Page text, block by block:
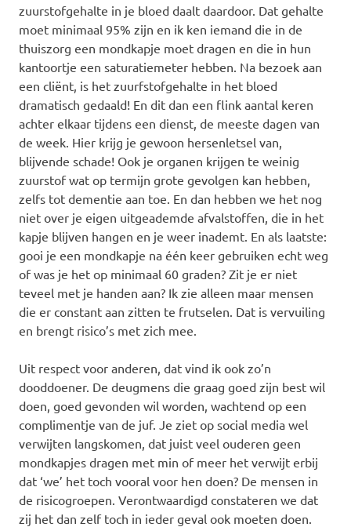
zuurstofgehalte in je bloed daalt daardoor. Dat gehalte
moet minimaal 95% zijn en ik ken iemand die in de
thuiszorg een mondkapje moet dragen en die in hun
kantoortje een saturatiemeter hebben. Na bezoek aan
een cliënt, is het zuurfstofgehalte in het bloed
dramatisch gedaald! En dit dan een flink aantal keren
achter elkaar tijdens een dienst, de meeste dagen van
de week. Hier krijg je gewoon hersenletsel van,
blijvende schade! Ook je organen krijgen te weinig
zuurstof wat op termijn grote gevolgen kan hebben,
zelfs tot dementie aan toe. En dan hebben we het nog
niet over je eigen uitgeademde afvalstoffen, die in het
kapje blijven hangen en je weer inademt. En als laatste:
gooi je een mondkapje na één keer gebruiken echt weg
of was je het op minimaal 60 graden? Zit je er niet
teveel met je handen aan? Ik zie alleen maar mensen
die er constant aan zitten te frutselen. Dat is vervuiling
en brengt risico’s met zich mee.
Uit respect voor anderen, dat vind ik ook zo’n
dooddoener. De deugmens die graag goed zijn best wil
doen, goed gevonden wil worden, wachtend op een
complimentje van de juf. Je ziet op social media wel
verwijten langskomen, dat juist veel ouderen geen
mondkapjes dragen met min of meer het verwijt erbij
dat ‘we’ het toch vooral voor hen doen? De mensen in
de risicogroepen. Verontwaardigd constateren we dat
zij het dan zelf toch in ieder geval ook moeten doen.